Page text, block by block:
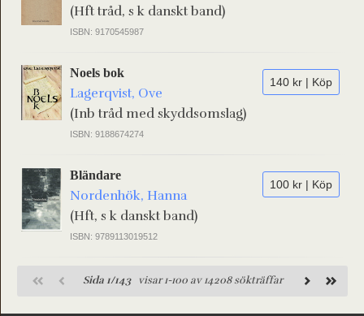
(Hft tråd, s k danskt band)
ISBN: 9170545987
140 kr | Köp
Noels bok
Lagerqvist, Ove
(Inb tråd med skyddsomslag)
ISBN: 9188674274
100 kr | Köp
Bländare
Nordenhök, Hanna
(Hft, s k danskt band)
ISBN: 9789113019512
Sida 1/143visar 1-100 av 14208 sökträffar